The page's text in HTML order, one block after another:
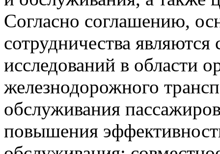
Согласно соглашению,
сотрудничества
исследований в области
железнодорожного
обслуживания
повышения